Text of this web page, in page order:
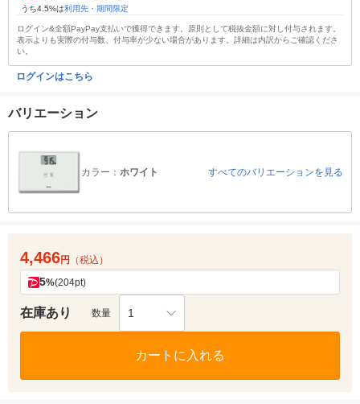
うち4.5%は利用先・期間限定
ログイン&全額PayPay支払いで獲得できます。原則として税抜金額に対し付与されます。
表示よりも実際の付与数、付与率が少ない場合があります。詳細は内訳からご確認くださ
い。
ログインはこちら
バリエーション
カラー： ホワイト すべてのバリエーションを見る
4,466円 （税込）
5%(204pt)
在庫あり 数量 1
カートに入れる